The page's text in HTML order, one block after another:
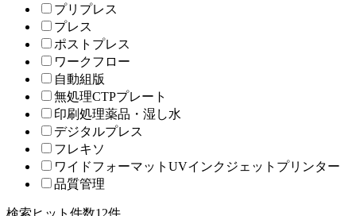
プリプレス
プレス
ポストプレス
ワークフロー
自動組版
無処理CTPプレート
印刷処理薬品・湿し水
デジタルプレス
フレキソ
ワイドフォーマットUVインクジェットプリンター
品質管理